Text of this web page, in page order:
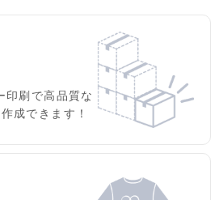
れないと、表面素材を貼り付けて
いる接着剤痕と背面の黒のラバー
が見えます。
印刷で高品質な
成できます！